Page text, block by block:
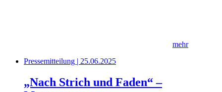
mehr
Pressemitteilung | 25.06.2025
„Nach Strich und Faden“ –